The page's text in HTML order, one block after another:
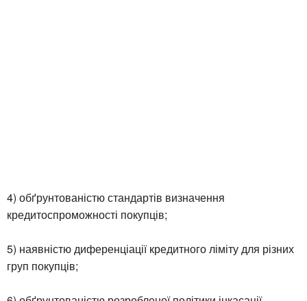
4) обґрунтованістю стандартів визначення
кредитоспроможності покупців;
5) наявністю диференціації кредитного ліміту для різних
груп покупців;